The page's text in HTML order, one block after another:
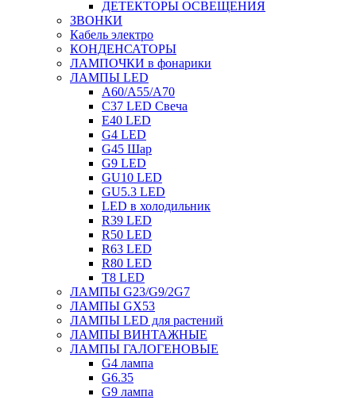
ДЕТЕКТОРЫ ОСВЕЩЕНИЯ
ЗВОНКИ
Кабель электро
КОНДЕНСАТОРЫ
ЛАМПОЧКИ в фонарики
ЛАМПЫ LED
A60/A55/A70
C37 LED Свеча
E40 LED
G4 LED
G45 Шар
G9 LED
GU10 LED
GU5.3 LED
LED в холодильник
R39 LED
R50 LED
R63 LED
R80 LED
T8 LED
ЛАМПЫ G23/G9/2G7
ЛАМПЫ GX53
ЛАМПЫ LED для растений
ЛАМПЫ ВИНТАЖНЫЕ
ЛАМПЫ ГАЛОГЕНОВЫЕ
G4 лампа
G6.35
G9 лампа